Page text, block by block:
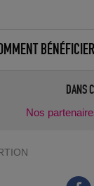
DANS
Nos